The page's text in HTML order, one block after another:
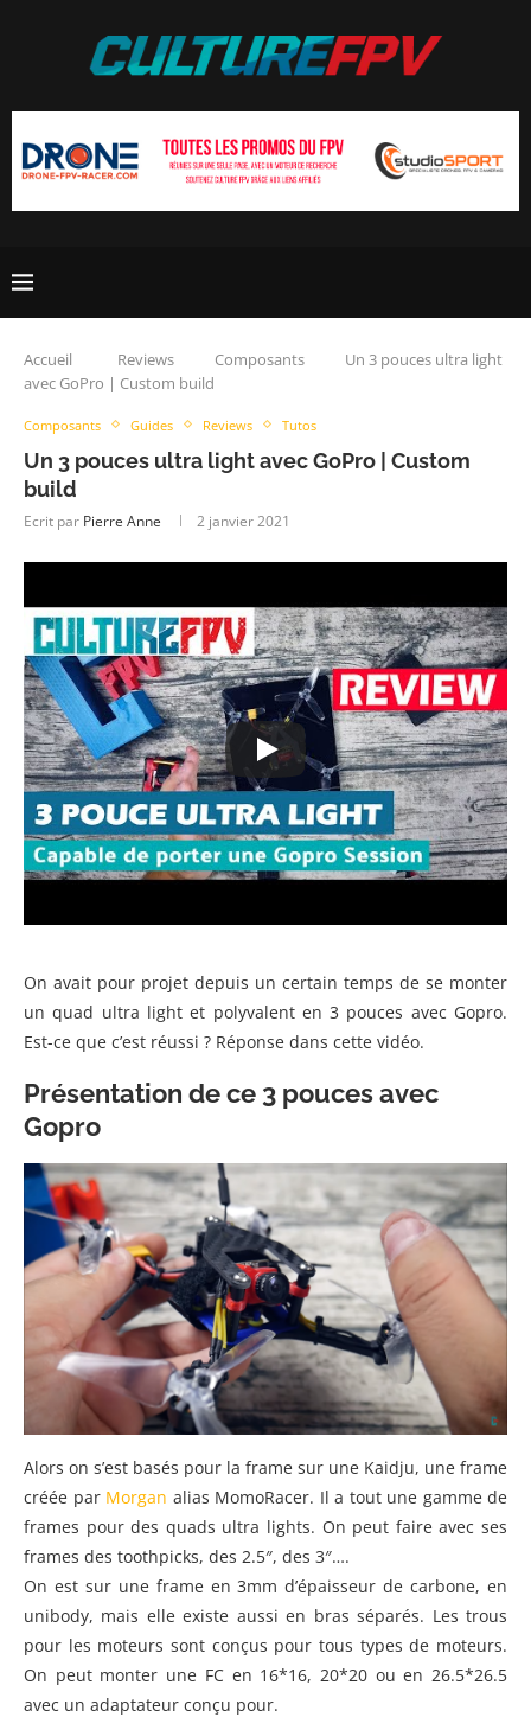
Accueil Reviews Composants
Un 3 pouces ultra light
avec GoPro | Custom build
Composants Guides Reviews Tutos
Un 3 pouces ultra light avec GoPro | Custom
build
Ecrit par Pierre Anne 2 janvier 2021
On avait pour projet depuis un certain temps de se monter
un quad ultra light et polyvalent en 3 pouces avec Gopro.
Est-ce que c’est réussi ? Réponse dans cette vidéo.
Présentation de ce 3 pouces avec
Gopro
Alors on s’est basés pour la frame sur une Kaidju, une frame
créée par Morgan alias MomoRacer. Il a tout une gamme de
frames pour des quads ultra lights. On peut faire avec ses
frames des toothpicks, des 2.5″, des 3″….
On est sur une frame en 3mm d’épaisseur de carbone, en
unibody, mais elle existe aussi en bras séparés. Les trous
pour les moteurs sont conçus pour tous types de moteurs.
On peut monter une FC en 16*16, 20*20 ou en 26.5*26.5
avec un adaptateur conçu pour.